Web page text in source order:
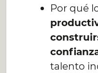
Por qué
talento